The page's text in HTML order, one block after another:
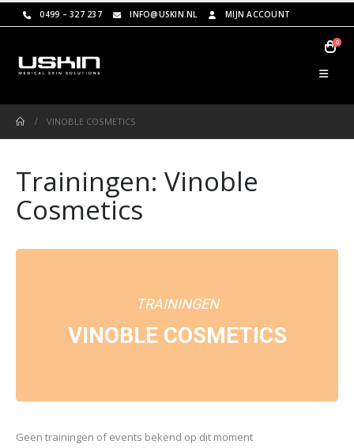
0499 – 327 237 INFO@USKIN.NL MIJN ACCOUNT
0
VINOBLE COSMETICS
Trainingen: Vinoble
Cosmetics
TRAININGEN
VINOBLE COSMETICS
Geen trainingen of events bekend op dit moment